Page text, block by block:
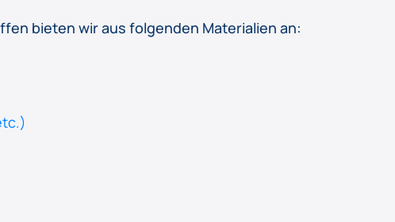
bieten wir aus folgenden Materialien an: